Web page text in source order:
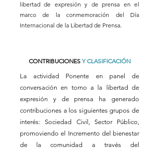
libertad de expresión y de prensa en el
marco de la conmemoración del Día
Internacional de la Libertad de Prensa.
CONTRIBUCIONES Y CLASIFICACIÓN
La actividad Ponente en panel de
conversación en torno a la libertad de
expresión y de prensa ha generado
contribuciones a los siguientes grupos de
interés: Sociedad Civil, Sector Público,
promoviendo el Incremento del bienestar
de la comunidad a través del